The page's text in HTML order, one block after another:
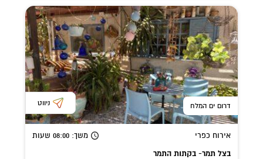
דרום ים המלח ניווט
אירוח כפרי משך: 08:00 שעות
בצל תמר- בקתות התמר